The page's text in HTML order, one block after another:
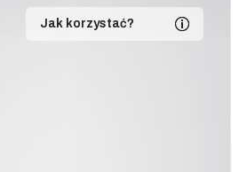
Jak korzystać?